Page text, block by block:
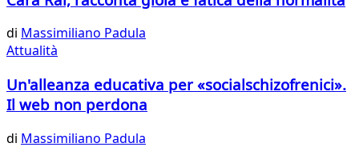
di Massimiliano Padula
Attualità
Un'alleanza educativa per «socialschizofrenici».
Il web non perdona
di Massimiliano Padula